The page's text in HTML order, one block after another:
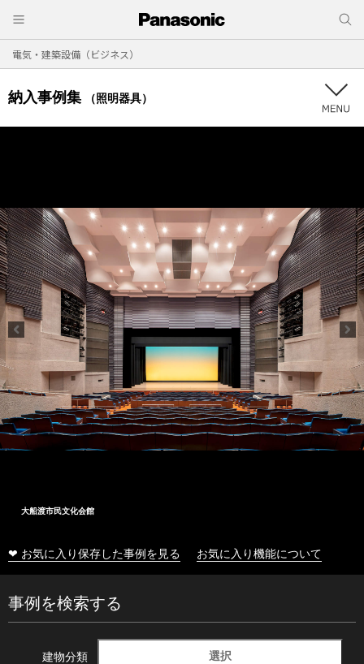
電気・建築設備（ビジネス）
納入事例集 （照明器具）
大船渡市民文化会館
❤ お気に入り保存した事例を見る お気に入り機能について
事例を検索する
建物分類 選択